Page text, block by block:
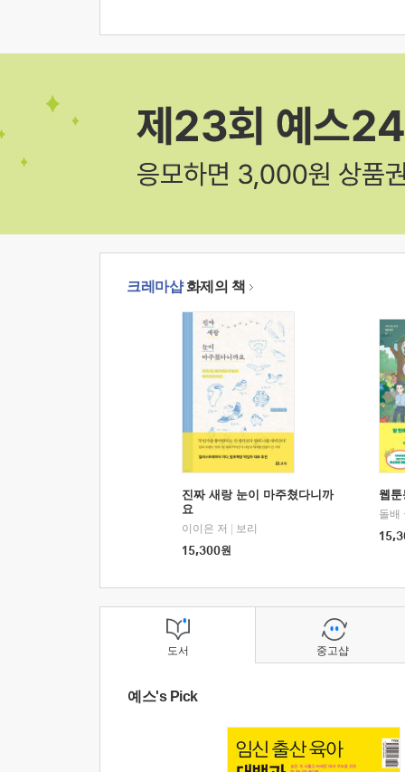
크레마샵화제의 책
진짜 새랑 눈이 마주쳤다니까
요
이이은 저
보리
15,300원
웹
돌배
도서
예스's Pick
중고샵